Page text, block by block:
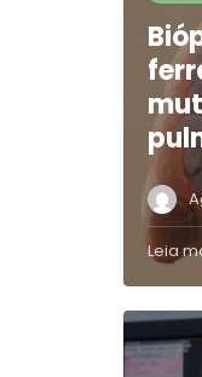
Leia